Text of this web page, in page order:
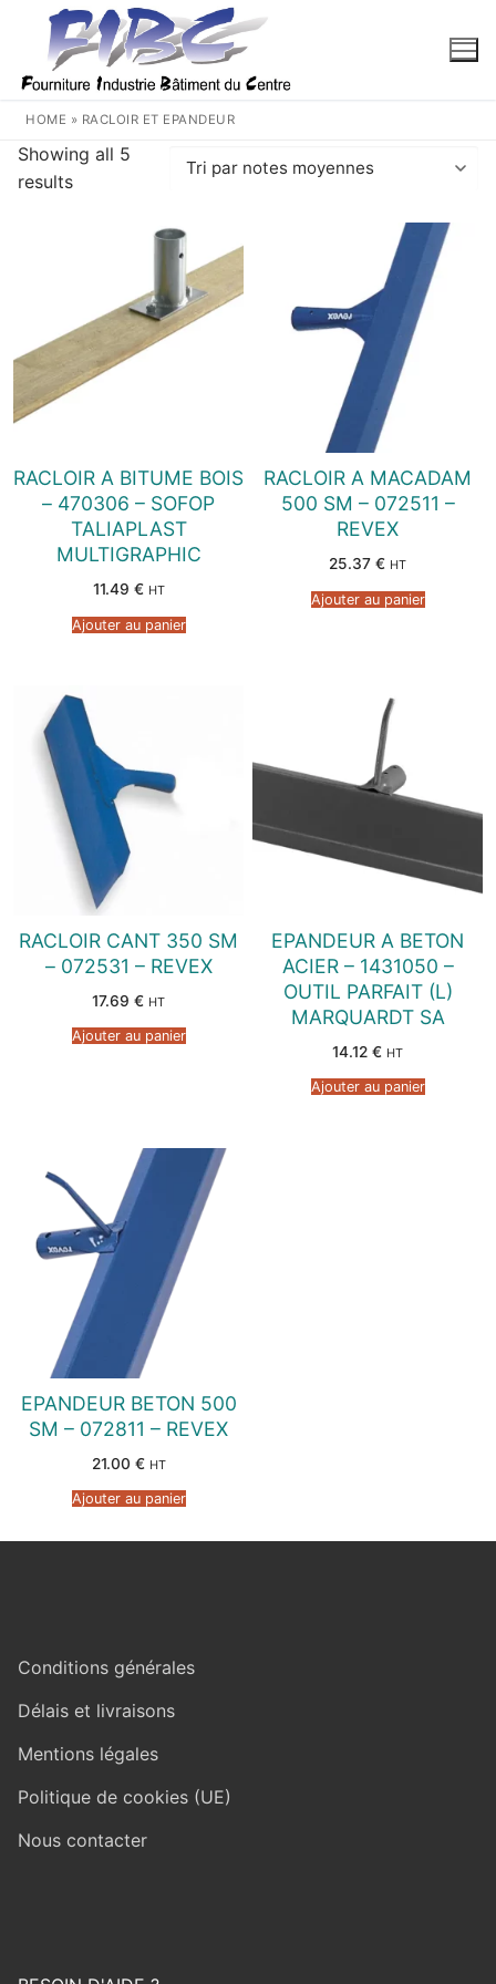
contenu
HOME » RACLOIR ET EPANDEUR
Showing all 5
results
Trié
RACLOIR A BITUME BOIS
– 470306 – SOFOP
TALIAPLAST
MULTIGRAPHIC
11.49 € HT
Ajouter au panier
RACLOIR A MACADAM
500 SM – 072511 –
REVEX
25.37 € HT
Ajouter au panier
RACLOIR CANT 350 SM
– 072531 – REVEX
17.69 € HT
Ajouter au panier
EPANDEUR A BETON
ACIER – 1431050 –
OUTIL PARFAIT (L)
MARQUARDT SA
14.12 € HT
Ajouter au panier
EPANDEUR BETON 500
SM – 072811 – REVEX
21.00 € HT
Ajouter au panier
Conditions générales
Délais et livraisons
Mentions légales
Politique de cookies (UE)
Nous contacter